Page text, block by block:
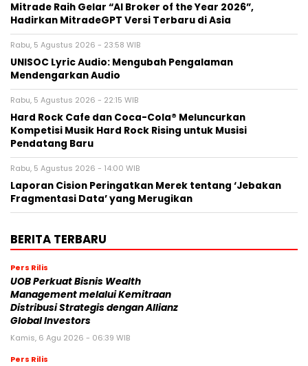
Mitrade Raih Gelar “AI Broker of the Year 2026”,
Hadirkan MitradeGPT Versi Terbaru di Asia
Rabu, 5 Agustus 2026 - 23:58 WIB
UNISOC Lyric Audio: Mengubah Pengalaman
Mendengarkan Audio
Rabu, 5 Agustus 2026 - 22:15 WIB
Hard Rock Cafe dan Coca-Cola® Meluncurkan
Kompetisi Musik Hard Rock Rising untuk Musisi
Pendatang Baru
Rabu, 5 Agustus 2026 - 14:00 WIB
Laporan Cision Peringatkan Merek tentang ‘Jebakan
Fragmentasi Data’ yang Merugikan
BERITA TERBARU
Pers Rilis
UOB Perkuat Bisnis Wealth
Management melalui Kemitraan
Distribusi Strategis dengan Allianz
Global Investors
Kamis, 6 Agu 2026 - 06:39 WIB
Pers Rilis